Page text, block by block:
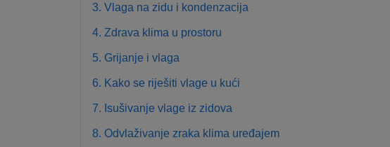
3. Vlaga na zidu i kondenzacija
4. Zdrava klima u prostoru
5. Grijanje i vlaga
6. Kako se riješiti vlage u kući
7. Isušivanje vlage iz zidova
8. Odvlaživanje zraka klima uređajem